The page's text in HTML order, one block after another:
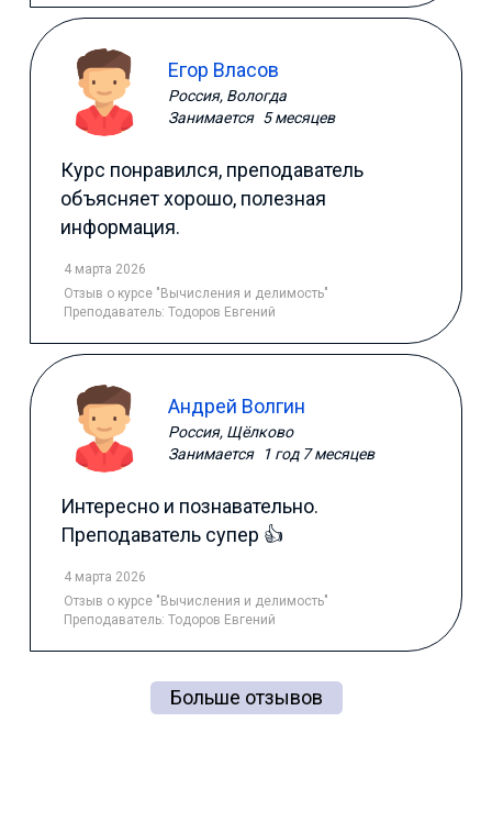
Егор Власов
Россия, Вологда
Занимается 5 месяцев
Курс понравился, преподаватель
объясняет хорошо, полезная
информация.
4 марта 2026
Отзыв о курсе "Вычисления и делимость"
Преподаватель: Тодоров Евгений
Андрей Волгин
Россия, Щёлково
Занимается
1 год 7 месяцев
Интересно и познавательно.
Преподаватель супер 👍
4 марта 2026
Отзыв о курсе "Вычисления и делимость"
Преподаватель: Тодоров Евгений
Больше отзывов